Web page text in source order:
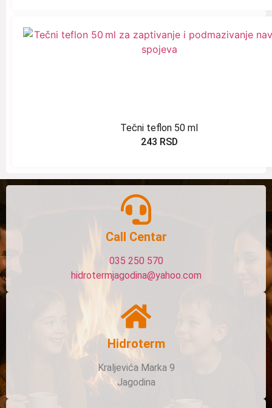
Tečni teflon 50 ml
243 RSD
Call Centar
035 250 570
hidrotermjagodina@yahoo.com
Hidroterm
Kraljevića Marka 9
Jagodina